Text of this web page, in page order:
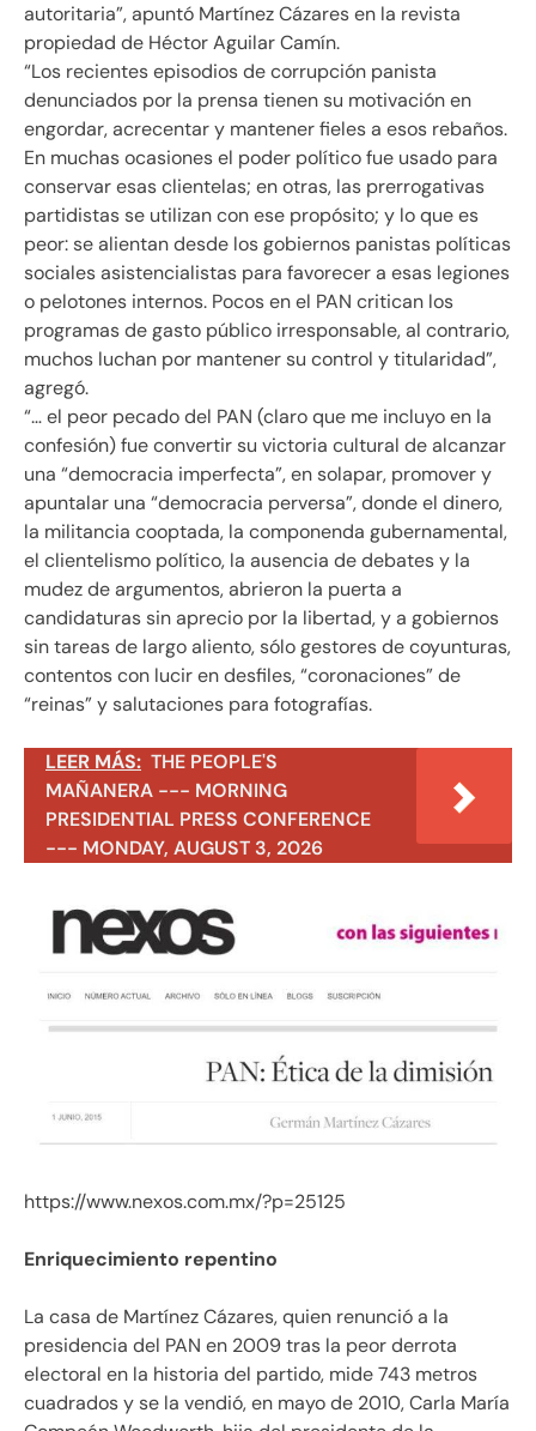
autoritaria”, apuntó Martínez Cázares en la revista
propiedad de Héctor Aguilar Camín.
“Los recientes episodios de corrupción panista
denunciados por la prensa tienen su motivación en
engordar, acrecentar y mantener fieles a esos rebaños.
En muchas ocasiones el poder político fue usado para
conservar esas clientelas; en otras, las prerrogativas
partidistas se utilizan con ese propósito; y lo que es
peor: se alientan desde los gobiernos panistas políticas
sociales asistencialistas para favorecer a esas legiones
o pelotones internos. Pocos en el PAN critican los
programas de gasto público irresponsable, al contrario,
muchos luchan por mantener su control y titularidad”,
agregó.
“… el peor pecado del PAN (claro que me incluyo en la
confesión) fue convertir su victoria cultural de alcanzar
una “democracia imperfecta”, en solapar, promover y
apuntalar una “democracia perversa”, donde el dinero,
la militancia cooptada, la componenda gubernamental,
el clientelismo político, la ausencia de debates y la
mudez de argumentos, abrieron la puerta a
candidaturas sin aprecio por la libertad, y a gobiernos
sin tareas de largo aliento, sólo gestores de coyunturas,
contentos con lucir en desfiles, “coronaciones” de
“reinas” y salutaciones para fotografías.
LEER MÁS: THE PEOPLE'S
MAÑANERA --- MORNING
PRESIDENTIAL PRESS CONFERENCE
--- MONDAY, AUGUST 3, 2026
https://www.nexos.com.mx/?p=25125
Enriquecimiento repentino
La casa de Martínez Cázares, quien renunció a la
presidencia del PAN en 2009 tras la peor derrota
electoral en la historia del partido, mide 743 metros
cuadrados y se la vendió, en mayo de 2010, Carla María